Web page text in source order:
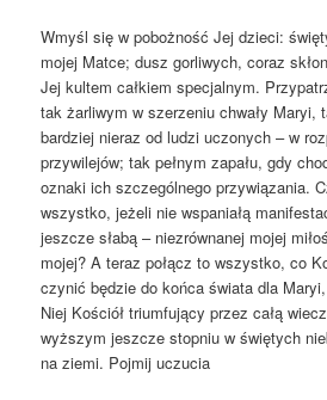
Wmyśl się w pobożność Jej dzieci:
mojej Matce; dusz gorliwych, coraz
Jej kultem całkiem specjalnym.
tak żarliwym w szerzeniu chwały Maryi,
bardziej nieraz od ludzi uczonych – w
przywilejów; tak pełnym zapału, gdy
oznaki ich szczególnego przywiązania.
wszystko, jeżeli nie wspaniałą
jeszcze słabą – niezrównanej mojej
mojej? A teraz połącz to wszystko, co
czynić będzie do końca świata dla
Niej Kościół triumfujący przez całą
wyższym jeszcze stopniu w świętych
na ziemi. Pojmij uczucia